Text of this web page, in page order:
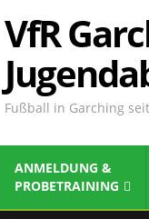
VfR
Fußball in Garching
ANMELDUNG &
PROBETRAINING